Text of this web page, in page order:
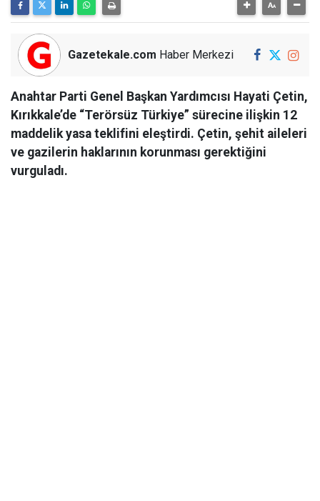
Gazetekale.com Haber Merkezi
Anahtar Parti Genel Başkan Yardımcısı Hayati Çetin,
Kırıkkale’de “Terörsüz Türkiye” sürecine ilişkin 12
maddelik yasa teklifini eleştirdi. Çetin, şehit aileleri
ve gazilerin haklarının korunması gerektiğini
vurguladı.